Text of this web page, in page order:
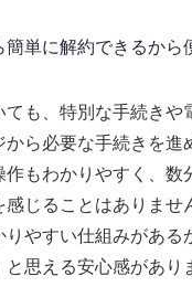
簡単に解約できるから
ても、特別な手続きや
ら必要な手続きを進
作もわかりやすく、数
感じることはありませ
りやすい仕組みがある
と思える安心感があり